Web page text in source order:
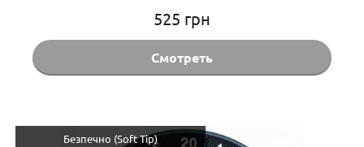
525 грн
Смотреть
Безпечно (Soft Tip)